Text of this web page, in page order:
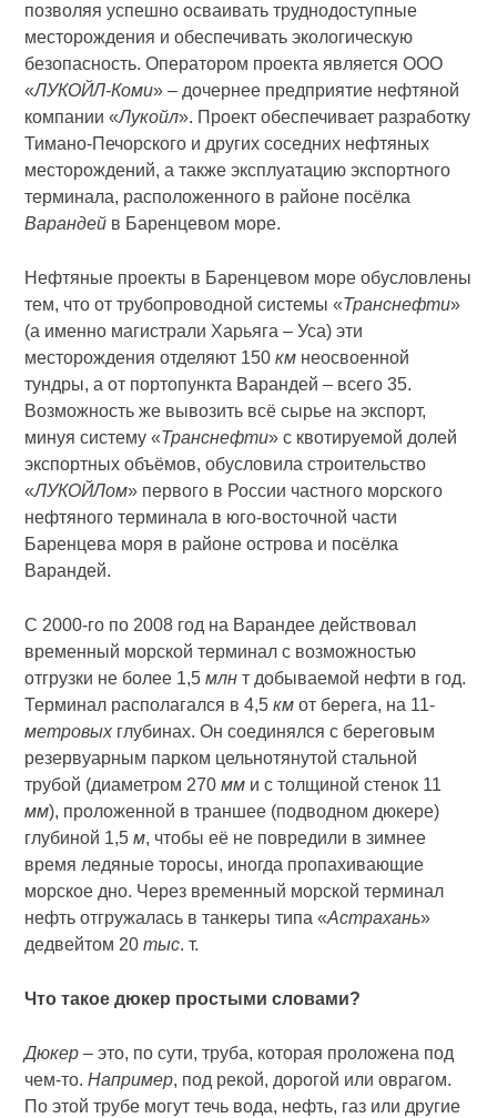
позволяя успешно осваивать труднодоступные
месторождения и обеспечивать экологическую
безопасность. Оператором проекта является ООО
«ЛУКОЙЛ-Коми» – дочернее предприятие нефтяной
компании «Лукойл». Проект обеспечивает разработку
Тимано-Печорского и других соседних нефтяных
месторождений, а также эксплуатацию экспортного
терминала, расположенного в районе посёлка
Варандей в Баренцевом море.
Нефтяные проекты в Баренцевом море обусловлены
тем, что от трубопроводной системы «Транснефти»
(а именно магистрали Харьяга – Уса) эти
месторождения отделяют 150км неосвоенной
тундры, а от портопункта Варандей – всего 35.
Возможность же вывозить всё сырье на экспорт,
минуя систему «Транснефти» с квотируемой долей
экспортных объёмов, обусловила строительство
«ЛУКОЙЛом» первого в России частного морского
нефтяного терминала в юго-восточной части
Баренцева моря в районе острова и посёлка
Варандей.
С 2000-го по 2008 год на Варандее действовал
временный морской терминал с возможностью
отгрузки не более 1,5млн т добываемой нефти в год.
Терминал располагался в 4,5км от берега, на 11-
метровыхглубинах. Он соединялся с береговым
резервуарным парком цельнотянутой стальной
трубой (диаметром 270мм и с толщиной стенок 11
мм), проложенной в траншее (подводном дюкере)
глубиной 1,5м, чтобы её не повредили в зимнее
время ледяные торосы, иногда пропахивающие
морское дно. Через временный морской терминал
нефть отгружалась в танкеры типа «Астрахань»
дедвейтом 20тыс. т.
Что такое дюкер простыми словами?
Дюкер – это, по сути, труба, которая проложена под
чем-то.Например, под рекой, дорогой или оврагом.
По этой трубе могут течь вода, нефть, газ или другие